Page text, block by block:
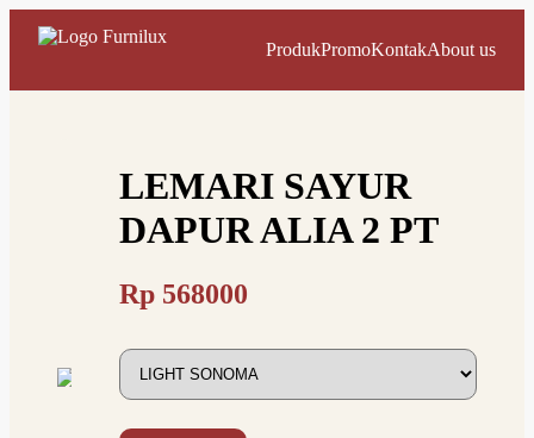
ProdukPromoKontakAbout us
LEMARI SAYUR
DAPUR ALIA 2 PT
Rp 568000